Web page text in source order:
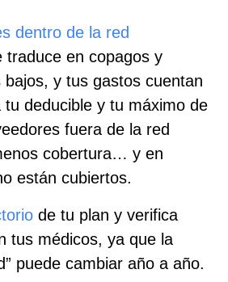
dentro de la red
traduce en copagos y
y tus gastos cuentan
deducible y tu máximo de
fuera de la red
cobertura… y en
están cubiertos.
de tu plan y verifica
tus médicos, ya que la
puede cambiar año a año.